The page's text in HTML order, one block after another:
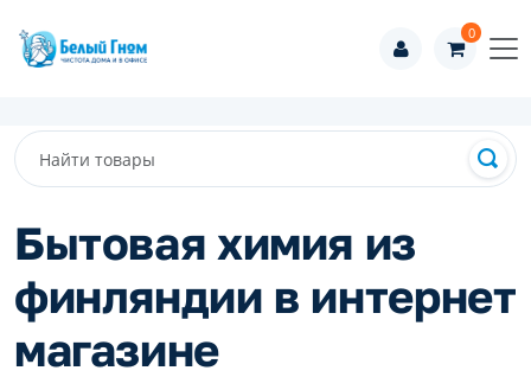
0
Бытовая химия из
финляндии в интернет
магазине